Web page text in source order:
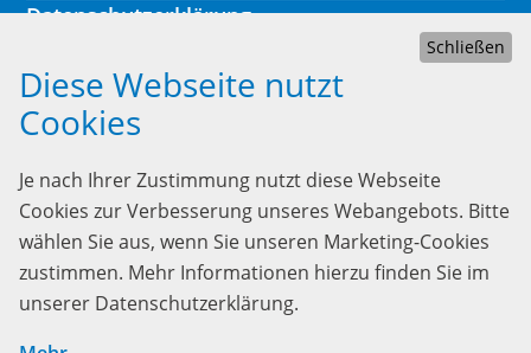
Schließen
Diese Webseite nutzt
Cookies
Je nach Ihrer Zustimmung nutzt diese Webseite
Cookies zur Verbesserung unseres Webangebots. Bitte
wählen Sie aus, wenn Sie unseren Marketing-Cookies
zustimmen. Mehr Informationen hierzu finden Sie im
unserer Datenschutzerklärung.
Datenschutzerklärung
Kontakt
Lebenshilfe Heidelberg
Heinrich-Fuchs-Str. 73
69126 Heidelberg
Telefon:06221/339 23-0
gst@lebenshilfe-heidelberg.de